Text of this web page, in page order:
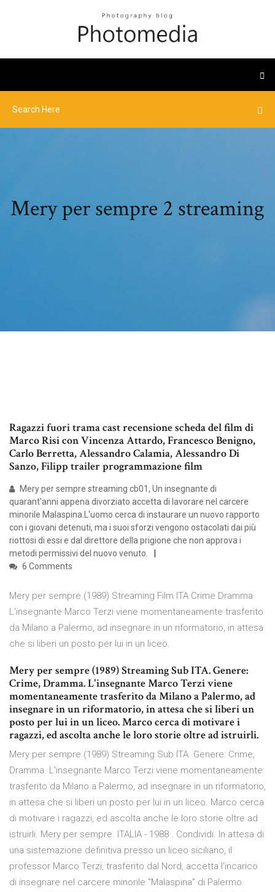
Mery per sempre 2 streaming
Ragazzi fuori trama cast recensione scheda del film di
Marco Risi con Vincenza Attardo, Francesco Benigno,
Carlo Berretta, Alessandro Calamia, Alessandro Di
Sanzo, Filipp trailer programmazione film
Mery per sempre streaming cb01, Un insegnante di
quarant'anni appena divorziato accetta di lavorare nel carcere
minorile Malaspina.L'uomo cerca di instaurare un nuovo rapporto
con i giovani detenuti, ma i suoi sforzi vengono ostacolati dai più
riottosi di essi e dal direttore della prigione che non approva i
metodi permissivi del nuovo venuto.
6 Comments
Mery per sempre (1989) Streaming Film ITA Crime Dramma
L'insegnante Marco Terzi viene momentaneamente trasferito
da Milano a Palermo, ad insegnare in un riformatorio, in attesa
che si liberi un posto per lui in un liceo.
Mery per sempre (1989) Streaming Sub ITA. Genere:
Crime, Dramma. L'insegnante Marco Terzi viene
momentaneamente trasferito da Milano a Palermo, ad
insegnare in un riformatorio, in attesa che si liberi un
posto per lui in un liceo. Marco cerca di motivare i
ragazzi, ed ascolta anche le loro storie oltre ad istruirli.
Mery per sempre (1989) Streaming Sub ITA. Genere: Crime,
Dramma. L'insegnante Marco Terzi viene momentaneamente
trasferito da Milano a Palermo, ad insegnare in un riformatorio,
in attesa che si liberi un posto per lui in un liceo. Marco cerca
di motivare i ragazzi, ed ascolta anche le loro storie oltre ad
istruirli. Mery per sempre. ITALIA - 1988 . Condividi. In attesa di
una sistemazione definitiva presso un liceo siciliano, il
professor Marco Terzi, trasferito dal Nord, accetta l'incarico
di insegnare nel carcere minorile "Malaspina" di Palermo.